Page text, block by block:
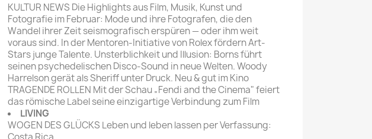
KULTUR NEWS Die Highlights aus Film, Musik, Kunst und
Fotografie im Februar: Mode und ihre Fotografen, die den
Wandel ihrer Zeit seismografisch erspüren — oder ihm weit
voraus sind. In der Mentoren-Initiative von Rolex fördern Art-
Stars junge Talente. Unsterblichkeit und Illusion: Borns führt
seinen psychedelischen Disco-Sound in neue Welten. Woody
Harrelson gerät als Sheriff unter Druck. Neu & gut im Kino
TRAGENDE ROLLEN Mit der Schau „Fendi and the Cinema" feiert
das römische Label seine einzigartige Verbindung zum Film
LIVING
WOGEN DES GLÜCKS Leben und leben lassen per Verfassung: